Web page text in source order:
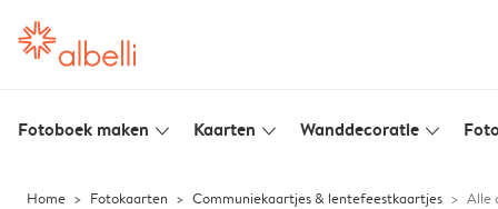
Fotoboek maken slim_arrow_down Kaarten slim_arrow_down Wanddecoratie slim_arrow_down
Home Fotokaarten Communiekaartjes & lentefeestkaartjes Alle